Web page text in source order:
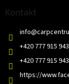
Kontakt
info@
+420 777 915 943
+420 777 915 943
https://